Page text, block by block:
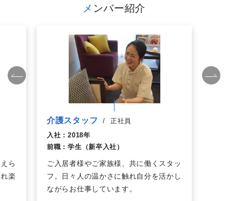
メンバー紹介
ら
楽
介護スタッフ /
正社員
入社： 2018年
前職： 学生（新卒入社）
ご入居者様やご家族様、共に働くスタッ
フ。日々人の温かさに触れ自分を活かし
ながらお仕事しています。